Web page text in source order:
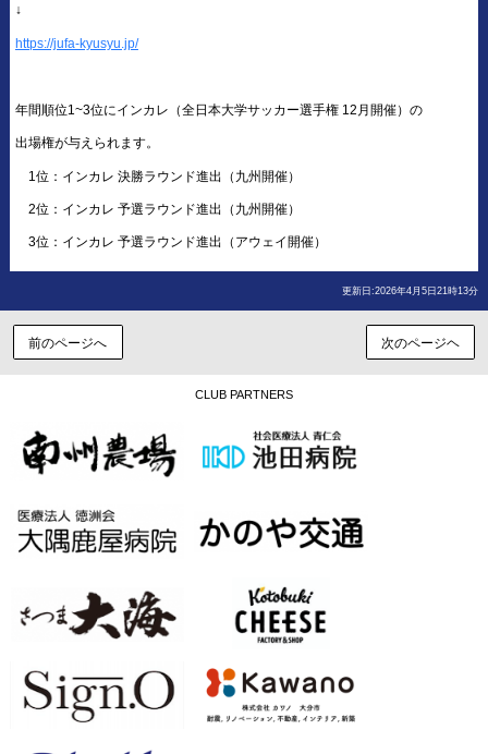
↓
https://jufa-kyusyu.jp/
年間順位1~3位にインカレ（全日本大学サッカー選手権 12月開催）の
出場権が与えられます。
1位：インカレ 決勝ラウンド進出（九州開催）
2位：インカレ 予選ラウンド進出（九州開催）
3位：インカレ 予選ラウンド進出（アウェイ開催）
更新日:2026年4月5日21時13分
前のページへ 次のページヘ
CLUB PARTNERS